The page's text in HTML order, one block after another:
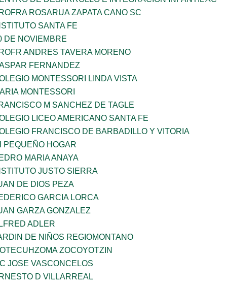
ROSARUA ZAPATA CANO SC
SANTA FE
DE NOVIEMBRE
ANDRES TAVERA MORENO
FERNANDEZ
MONTESSORI LINDA VISTA
MONTESSORI
M SANCHEZ DE TAGLE
LICEO AMERICANO SANTA FE
FRANCISCO DE BARBADILLO Y VITORIA
PEQUEÑO HOGAR
MARIA ANAYA
JUSTO SIERRA
DE DIOS PEZA
GARCIA LORCA
GARZA GONZALEZ
ADLER
DE NIÑOS REGIOMONTANO
ZOCOYOTZIN
JOSE VASCONCELOS
D VILLARREAL